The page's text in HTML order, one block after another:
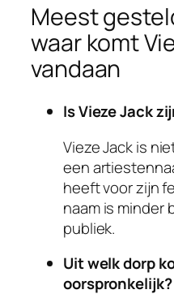
Meest
waar komt
vandaan
Is Vieze Jack
Vieze Jack is
een
heeft voor zijn
naam is minder
publiek.
Uit welk dorp
oorspronkelijk?